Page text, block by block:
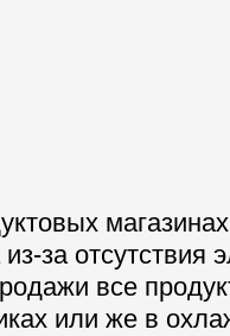
за отсутствия
все
или же в